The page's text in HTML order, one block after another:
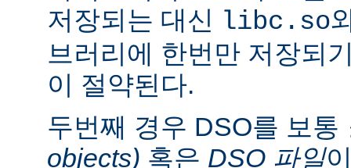
저장되는 대신
libc.so
브러리에 한번만 저장되
이 절약된다.
두번째 경우 DSO를 보통
objects) 혹은 DSO 파일